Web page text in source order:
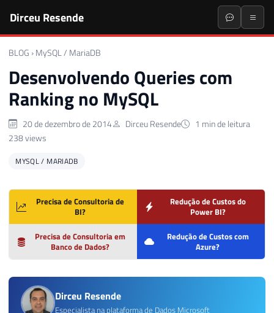
Dirceu Resende
BLOG › MySQL / MariaDB
Desenvolvendo Queries com
Ranking no MySQL
20 de dezembro de 2014 Dirceu Resende
1 min de leitura
238 views
MYSQL / MARIADB
Precisa de Consultoria de
BI?
Redução de Custos do
Power BI?
Precisa de Consultoria em
Banco de Dados?
Redução de Custos com
Azure?
Dirceu Resende
Especialista na plataforma de Dados Microsoft